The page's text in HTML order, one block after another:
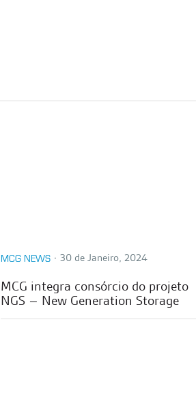
MCG NEWS ∙ 30 de Janeiro, 2024
MCG integra consórcio do projeto
NGS – New Generation Storage